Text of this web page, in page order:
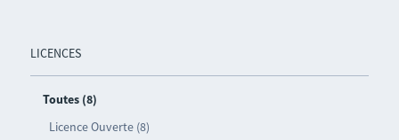
LICENCES
Toutes (8)
Licence Ouverte (8)